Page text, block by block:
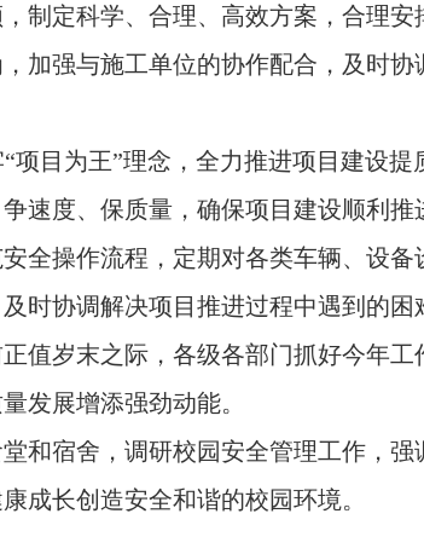
制定科学、合理、高效方案，合理
加强与施工单位的协作配合，及时
目为王”理念，全力推进项目建设提
速度、保质量，确保项目建设顺利
全操作流程，定期对各类车辆、设
时协调解决项目推进过程中遇到的
值岁末之际，各级各部门抓好今年
发展增添强劲动能。
宿舍，调研校园安全管理工作，强
成长创造安全和谐的校园环境。